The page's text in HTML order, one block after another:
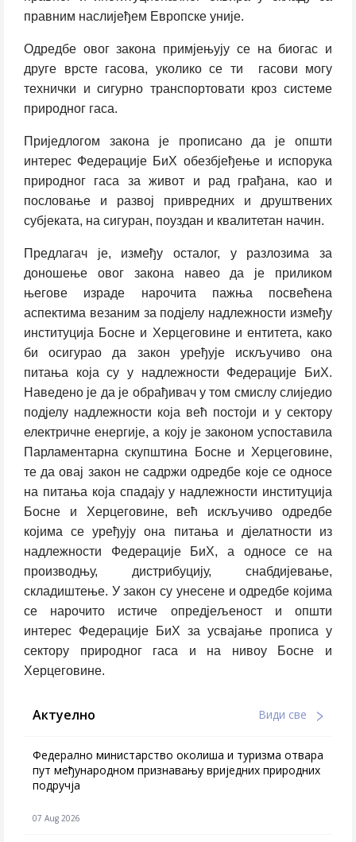
правним наслијеђем Европске уније.
Одредбе овог закона примјењују се на биогас и
друге врсте гасова, уколико се ти
гасови могу
технички и сигурно транспортовати кроз системе
природног гаса.
Приједлогом закона је прописано да је општи
интерес Федерације БиХ обезбјеђење и испорука
природног гаса за живот и рад грађана, као и
пословање и развој привредних и друштвених
субјеката, на сигуран, поуздан и квалитетан начин.
Предлагач је, између осталог, у разлозима за
доношење овог закона навео да је приликом
његове израде нарочита пажња посвећена
аспектима везаним за подјелу надлежности између
институција Босне и Херцеговине и ентитета, како
би осигурао да закон уређује искључиво она
питања која су у надлежности Федерације БиХ.
Наведено је да је обрађивач у том смислу слиједио
подјелу надлежности која већ постоји и у сектору
електричне енергије, а коју је законом успоставила
Парламентарна скупштина Босне и Херцеговине,
те да овај закон не садржи одредбе које се односе
на питања која спадају у надлежности институција
Босне и Херцеговине, већ искључиво одредбе
којима се уређују она питања и дјелатности из
надлежности Федерације БиХ, а односе се на
производњу, дистрибуцију, снабдијевање,
складиштење. У закон су унесене и одредбе којима
се нарочито истиче опредјељеност и општи
интерес Федерације БиХ за усвајање прописа у
сектору природног гаса и на нивоу Босне и
Херцеговине.
Актуелно Види све
Федерално министарство околиша и туризма отвара
пут међународном признавању вриједних природних
подручја
07 Aug 2026